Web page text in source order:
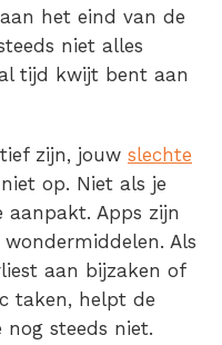
het eind van de
niet alles
tijd kwijt bent aan
zijn, jouw slechte
op. Niet als je
aanpakt. Apps zijn
Als
aan bijzaken of
taken, helpt de
steeds niet.